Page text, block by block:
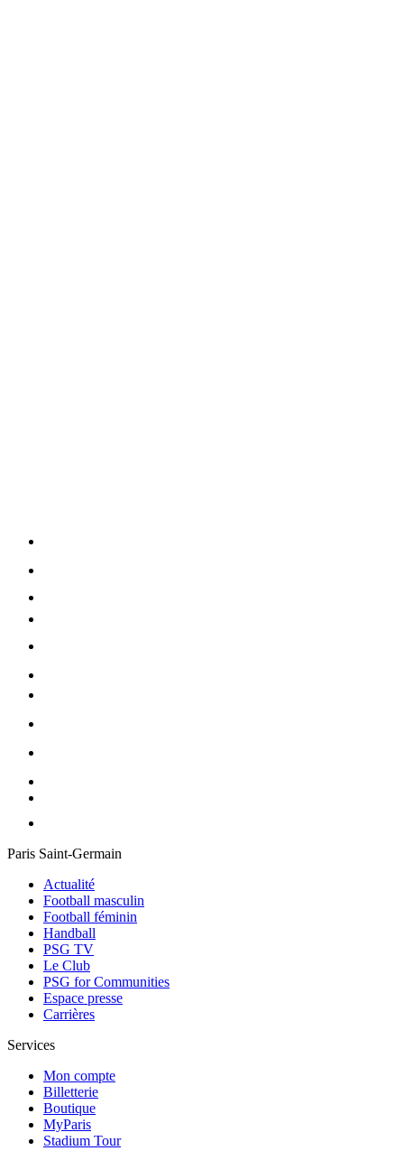
Paris Saint-Germain
Actualité
Football masculin
Football féminin
Handball
PSG TV
Le Club
PSG for Communities
Espace presse
Carrières
Services
Mon compte
Billetterie
Boutique
MyParis
Stadium Tour